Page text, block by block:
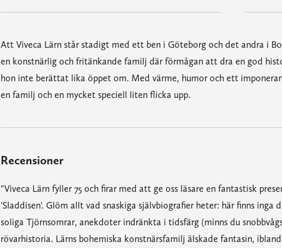
Att Viveca Lärn står stadigt med ett ben i Göteborg och det andra i
en konstnärlig och fritänkande familj där förmågan att dra en god
hon inte berättat lika öppet om. Med värme, humor och ett
en familj och en mycket speciell liten flicka upp.
Recensioner
"Viveca Lärn fyller 75 och firar med att ge oss läsare en fantastisk
'Sladdisen'. Glöm allt vad snaskiga självbiografier heter: här finns
soliga Tjörnsomrar, anekdoter indränkta i tidsfärg (minns du
rövarhistoria. Lärns bohemiska konstnärsfamilj älskade fantasin,